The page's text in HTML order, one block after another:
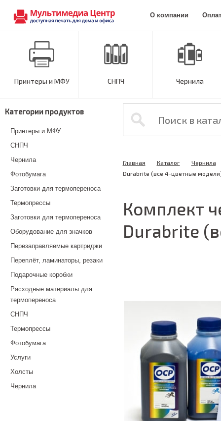
О компании
Принтеры и МФУ СНПЧ Чернила
Категории продуктов
Принтеры и МФУ
СНПЧ
Чернила
Фотобумага
Заготовки для термопереноса
Термопрессы
Заготовки для термопереноса
Оборудование для значков
Перезаправляемые картриджи
Переплёт, ламинаторы, резаки
Подарочные коробки
Расходные материалы для
термопереноса
СНПЧ
Термопрессы
Фотобумага
Услуги
Холсты
Чернила
Главная Каталог
Чернила
Durabrite (все 4-цветные
Комплект
Durabrite